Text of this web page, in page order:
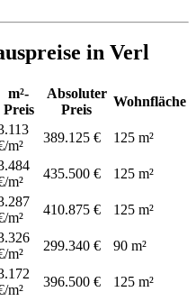
in Verl
m²-
Preis
Absoluter
Preis
Wohnfläche
m²
389.125 € 125 m²
m²
435.500 € 125 m²
m²
410.875 € 125 m²
m²
299.340 € 90 m²
m²
396.500 € 125 m²